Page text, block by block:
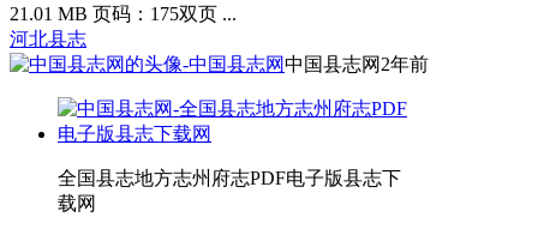
21.01 MB 页码：175双页 ...
河北县志
中国县志网 2年前
全国县志地方志州府志PDF电子版县志下
载网